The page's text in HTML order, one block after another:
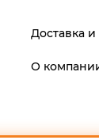
Доставка и
О